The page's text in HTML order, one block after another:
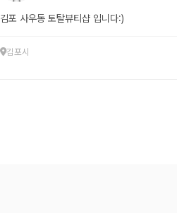
김포 사우동 토탈뷰티샵 입니다:)
김포시